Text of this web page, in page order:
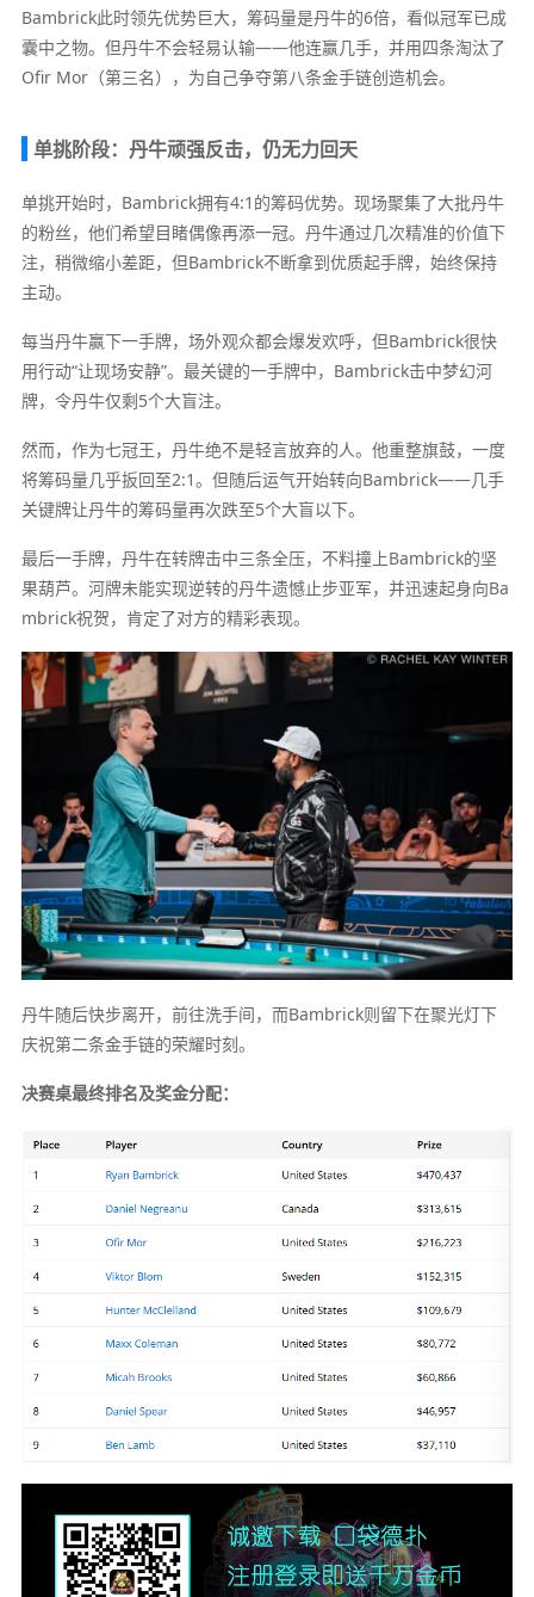
Bambrick此时领先优势巨大，筹码量是丹牛的6倍，看似冠军已成
囊中之物。但丹牛不会轻易认输——他连赢几手，并用四条淘汰了
Ofir Mor（第三名），为自己争夺第八条金手链创造机会。
单挑阶段：丹牛顽强反击，仍无力回天
单挑开始时，Bambrick拥有4:1的筹码优势。现场聚集了大批丹牛
的粉丝，他们希望目睹偶像再添一冠。丹牛通过几次精准的价值下
注，稍微缩小差距，但Bambrick不断拿到优质起手牌，始终保持
主动。
每当丹牛赢下一手牌，场外观众都会爆发欢呼，但Bambrick很快
用行动“让现场安静”。最关键的一手牌中，Bambrick击中梦幻河
牌，令丹牛仅剩5个大盲注。
然而，作为七冠王，丹牛绝不是轻言放弃的人。他重整旗鼓，一度
将筹码量几乎扳回至2:1。但随后运气开始转向Bambrick——几手
关键牌让丹牛的筹码量再次跌至5个大盲以下。
最后一手牌，丹牛在转牌击中三条全压，不料撞上Bambrick的坚
果葫芦。河牌未能实现逆转的丹牛遗憾止步亚军，并迅速起身向Ba
mbrick祝贺，肯定了对方的精彩表现。
丹牛随后快步离开，前往洗手间，而Bambrick则留下在聚光灯下
庆祝第二条金手链的荣耀时刻。
决赛桌最终排名及奖金分配：